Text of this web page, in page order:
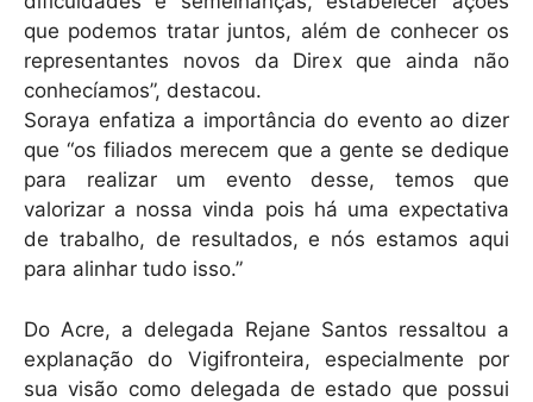
que podemos tratar juntos, além de conhecer os
representantes novos da Direx que ainda não
conhecíamos”, destacou.
Soraya enfatiza a importância do evento ao dizer
que “os filiados merecem que a gente se dedique
para realizar um evento desse, temos que
valorizar a nossa vinda pois há uma expectativa
de trabalho, de resultados, e nós estamos aqui
para alinhar tudo isso.”
Do Acre, a delegada Rejane Santos ressaltou a
explanação do Vigifronteira, especialmente por
sua visão como delegada de estado que possui